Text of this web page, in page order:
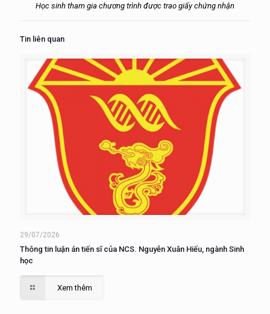
Học sinh tham gia chương trình được trao giấy chứng nhận
Tin liên quan
29/07/2026
Thông tin luận án tiến sĩ của NCS. Nguyễn Xuân Hiếu, ngành Sinh
học
Xem thêm